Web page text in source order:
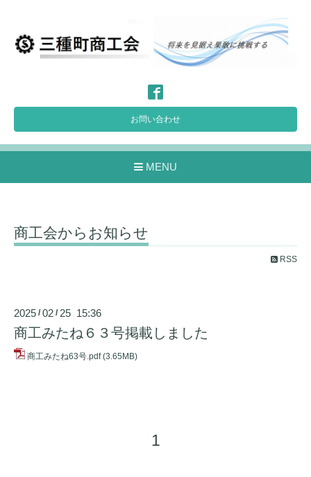
お問い合わせ
MENU
商工会からお知らせ
RSS
2025 /02 / 25 15:36
商工みたね６３号掲載しました
商工みたね63号.pdf (3.65MB)
1